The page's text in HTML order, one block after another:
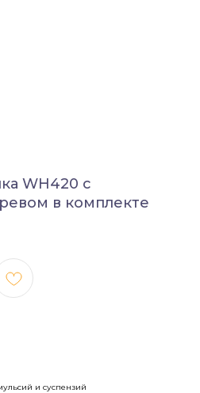
WH420 с
в комплекте
и суспензий